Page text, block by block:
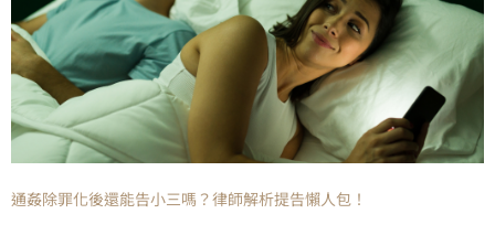
通姦除罪化後還能告小三嗎？律師解析提告懶人包！